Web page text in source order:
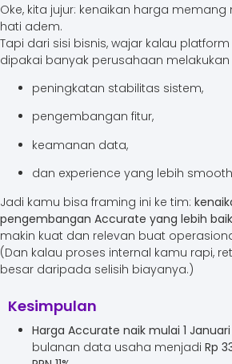
Oke, kita jujur: kenaikan harga
hati adem.
Tapi dari sisi bisnis, wajar kalau
dipakai banyak perusahaan
peningkatan stabilitas sistem,
pengembangan fitur,
keamanan data,
dan experience yang lebih
Jadi kamu bisa framing ini ke tim:
pengembangan Accurate yang lebih baik
makin kuat dan relevan buat
(Dan kalau proses internal kamu rapi,
besar daripada selisih biayanya.)
Kesimpulan
Harga Accurate naik mulai 1
bulanan data usaha menjadi Rp